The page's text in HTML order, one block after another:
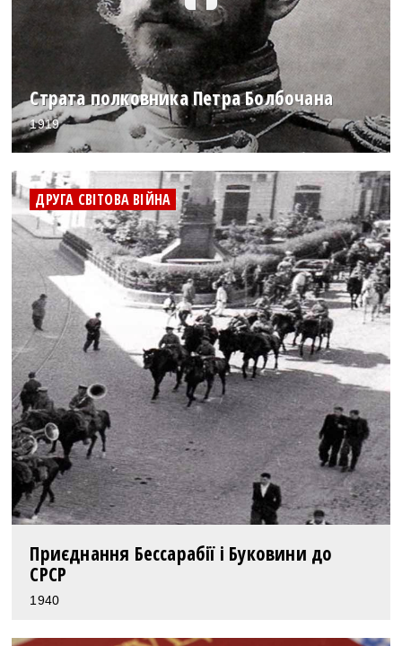
Страта полковника Петра Болбочана
1919
ДРУГА СВІТОВА ВІЙНА
Приєднання Бессарабії і Буковини до
СРСР
1940